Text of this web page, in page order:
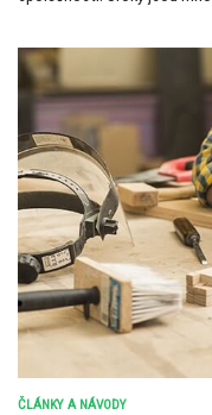
ČLÁNKY A NÁVODY